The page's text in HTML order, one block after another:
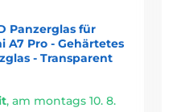
Panzerglas für
A7 Pro - Gehärtetes
- Transparent
, am montags 10. 8.